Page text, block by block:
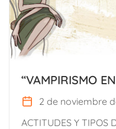
“VAMPIRISMO
2 de noviembre
ACTITUDES Y TIPOS